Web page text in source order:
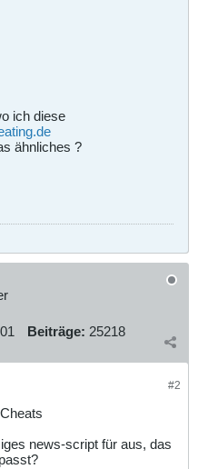
ich diese
ähnliches ?
Beiträge: 25218
#2
news-script für aus, das